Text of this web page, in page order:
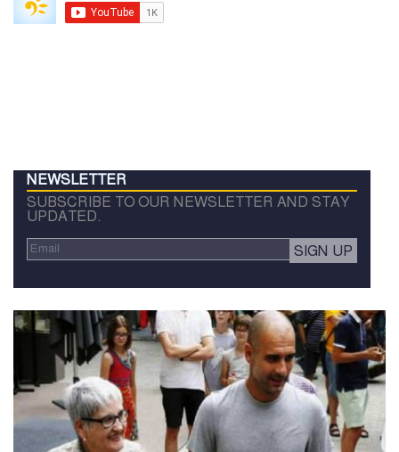
NEWSLETTER
SUBSCRIBE TO OUR NEWSLETTER AND STAY
UPDATED.